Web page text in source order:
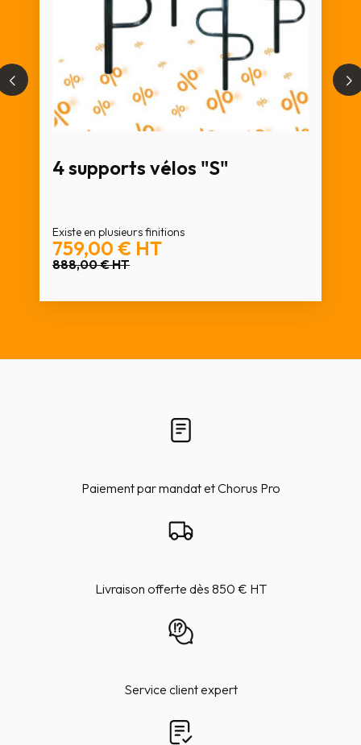
4 supports vélos "S"
Existe en plusieurs finitions
759,00 € HT
888,00 €HT
Paiement par mandat et Chorus Pro
Livraison offerte dès 850 € HT
Service client expert